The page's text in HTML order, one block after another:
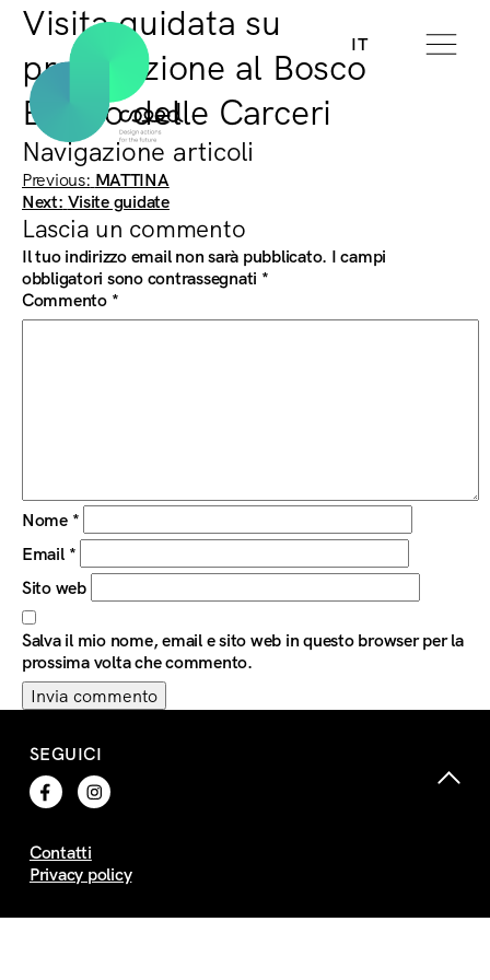
IT
Visita guidata su
prenotazione al Bosco
Eremo delle Carceri
Navigazione articoli
Previous: MATTINA
Next: Visite guidate
Lascia un commento
Il tuo indirizzo email non sarà pubblicato. I campi
obbligatori sono contrassegnati *
Commento *
Nome *
Email *
Sito web
Salva il mio nome, email e sito web in questo browser per la
prossima volta che commento.
SEGUICI
Contatti
Privacy policy